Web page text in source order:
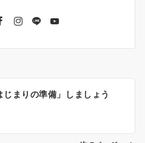
まりの準備」しましょう